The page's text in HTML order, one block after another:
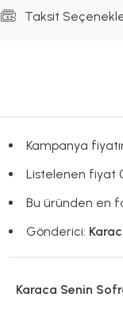
Taksit
Kampanya
Listelenen fiyat
Bu üründen en
Gönderici:
Karaca Senin